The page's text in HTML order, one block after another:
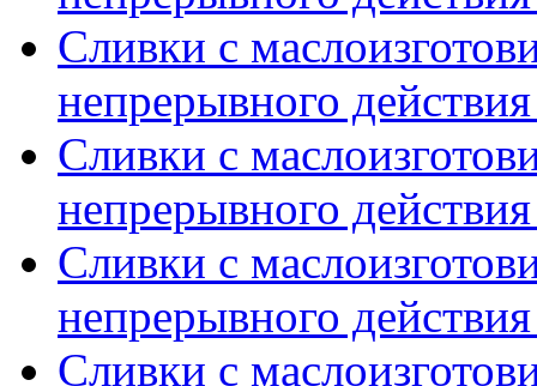
Сливки с
непрерывного
Сливки с
непрерывного
Сливки с
непрерывного
Сливки с